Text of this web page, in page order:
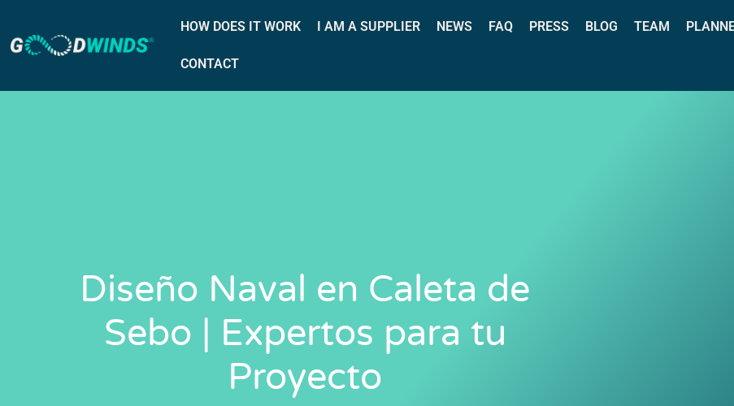
HOW DOES IT WORK I AM A SUPPLIER NEWS FAQ PRESS BLOG TEAM
CONTACT
Diseño Naval en Caleta de
Sebo | Expertos para tu
Proyecto